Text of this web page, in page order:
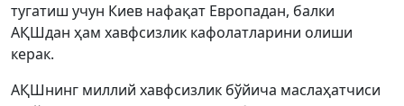
тугатиш учун Киев нафақат Европадан, балки
АҚШдан ҳам хавфсизлик кафолатларини олиши
керак.
АҚШнинг миллий хавфсизлик бўйича маслаҳатчиси